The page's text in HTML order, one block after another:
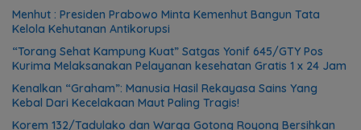
Menhut : Presiden Prabowo Minta Kemenhut Bangun Tata
Kelola Kehutanan Antikorupsi
“Torang Sehat Kampung Kuat” Satgas Yonif 645/GTY Pos
Kurima Melaksanakan Pelayanan kesehatan Gratis 1 x 24 Jam
Kenalkan “Graham”: Manusia Hasil Rekayasa Sains Yang
Kebal Dari Kecelakaan Maut Paling Tragis!
Korem 132/Tadulako dan Warga Gotong Royong Bersihkan